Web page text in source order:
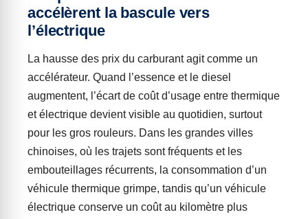
accélèrent la bascule vers
l’électrique
La hausse des prix du carburant agit comme un
accélérateur. Quand l’essence et le diesel
augmentent, l’écart de coût d’usage entre thermique
et électrique devient visible au quotidien, surtout
pour les gros rouleurs. Dans les grandes villes
chinoises, où les trajets sont fréquents et les
embouteillages récurrents, la consommation d’un
véhicule thermique grimpe, tandis qu’un véhicule
électrique conserve un coût au kilomètre plus